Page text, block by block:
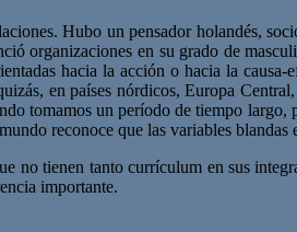
Hubo un pensador holandés,
organizaciones en su grado de
hacia la acción o hacia la
en países nórdicos, Europa
tomamos un período de tiempo
reconoce que las variables
no tienen tanto currículum en sus
importante.